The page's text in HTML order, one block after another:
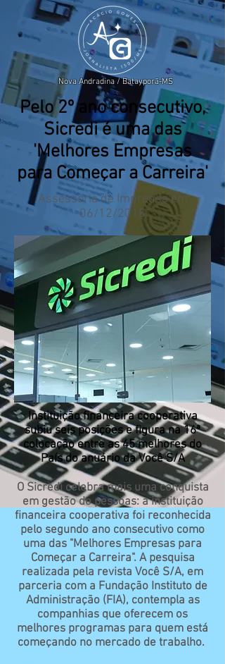
Nova Andradina / Batayporã-MS
Pelo 2º ano consecutivo,
Sicredi é uma das
'Melhores Empresas
para Começar a Carreira'
Assessoria de Imprensa em
06/12/2018
Instituição financeira cooperativa
subiu seis posições e figura na 16ª
colocação entre as 45 melhores do
País do anuário da Você S/A
O Sicredi celebra mais uma conquista
em gestão de pessoas: a instituição
financeira cooperativa foi reconhecida
pelo segundo ano consecutivo como
uma das "Melhores Empresas para
Começar a Carreira". A pesquisa
realizada pela revista Você S/A, em
parceria com a Fundação Instituto de
Administração (FIA), contempla as
companhias que oferecem os
melhores programas para quem está
começando no mercado de trabalho.